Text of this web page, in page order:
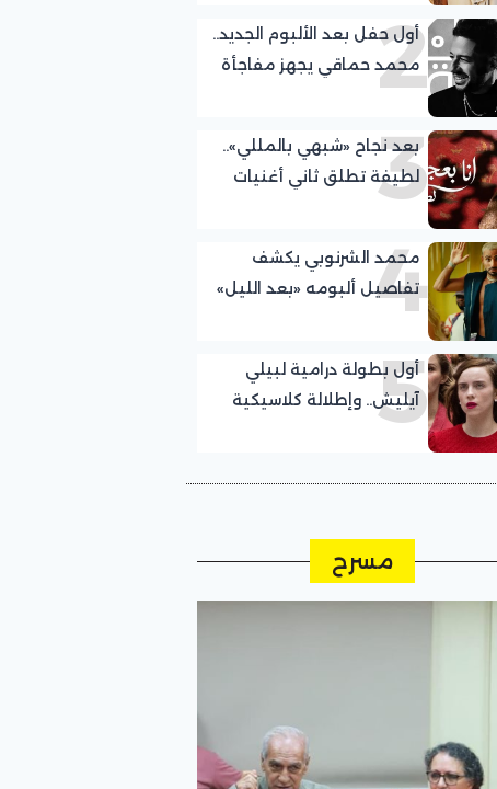
2
أول حفل بعد الألبوم الجديد..
محمد حماقي يجهز مفاجأة
3
بعد نجاح «شبهي بالمللي»..
لطيفة تطلق ثاني أغنيات
4
محمد الشرنوبي يكشف
تفاصيل ألبومه «بعد الليل»
5
أول بطولة درامية لبيلي
آيليش.. وإطلالة كلاسيكية
مسرح